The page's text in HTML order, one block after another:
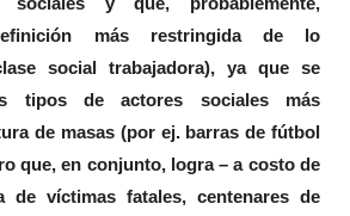
más restringida de lo
social trabajadora), ya que se
tipos de actores sociales más
de masas (por ej. barras de fútbol
que, en conjunto, logra – a costo de
de víctimas fatales, centenares de